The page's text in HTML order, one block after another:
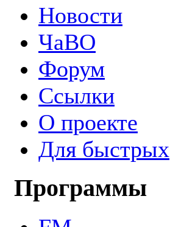
Новости
ЧаВО
Форум
Ссылки
О проекте
Для быстрых
Программы